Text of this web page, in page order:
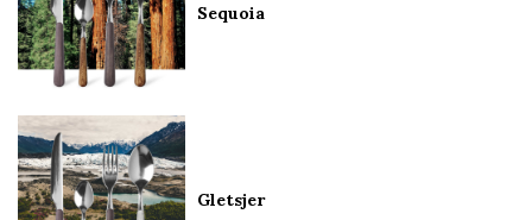
Sequoia
Gletsjer